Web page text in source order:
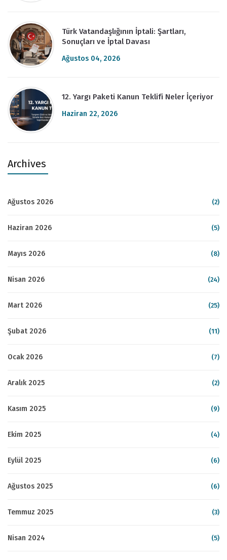
Türk Vatandaşlığının İptali: Şartları,
Sonuçları ve İptal Davası
Ağustos 04, 2026
12. Yargı Paketi Kanun Teklifi Neler İçeriyor
Haziran 22, 2026
Archives
Ağustos 2026 (2)
Haziran 2026 (5)
Mayıs 2026 (8)
Nisan 2026 (24)
Mart 2026 (25)
Şubat 2026 (11)
Ocak 2026 (7)
Aralık 2025 (2)
Kasım 2025 (9)
Ekim 2025 (4)
Eylül 2025 (6)
Ağustos 2025 (6)
Temmuz 2025 (3)
Nisan 2024 (5)